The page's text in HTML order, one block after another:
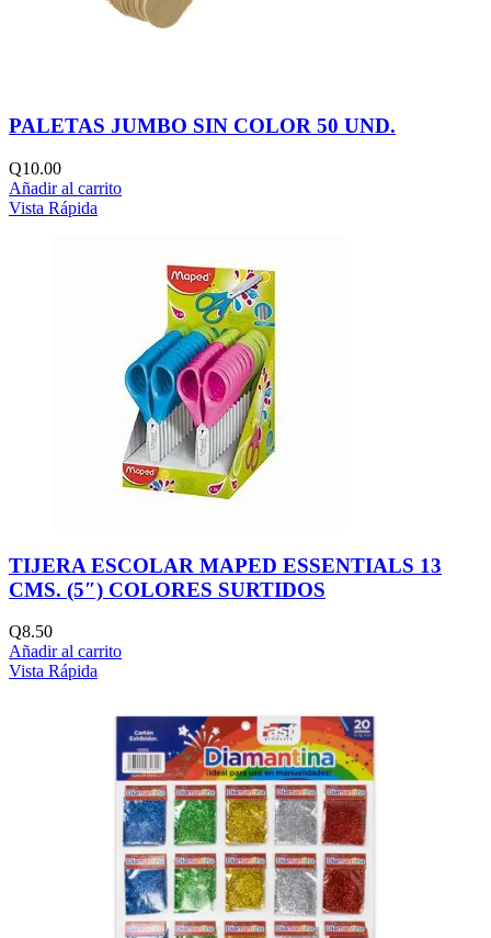
PALETAS JUMBO SIN COLOR 50 UND.
Q10.00
Añadir al carrito
Vista Rápida
TIJERA ESCOLAR MAPED ESSENTIALS 13
CMS. (5″) COLORES SURTIDOS
Q8.50
Añadir al carrito
Vista Rápida